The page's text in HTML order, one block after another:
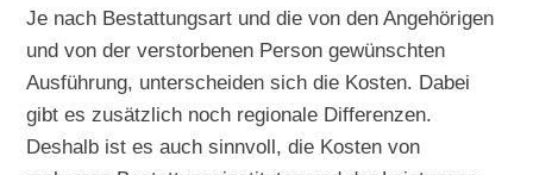
Je nach Bestattungsart und die von den Angehörigen
und von der verstorbenen Person gewünschten
Ausführung, unterscheiden sich die Kosten. Dabei
gibt es zusätzlich noch regionale Differenzen.
Deshalb ist es auch sinnvoll, die Kosten von